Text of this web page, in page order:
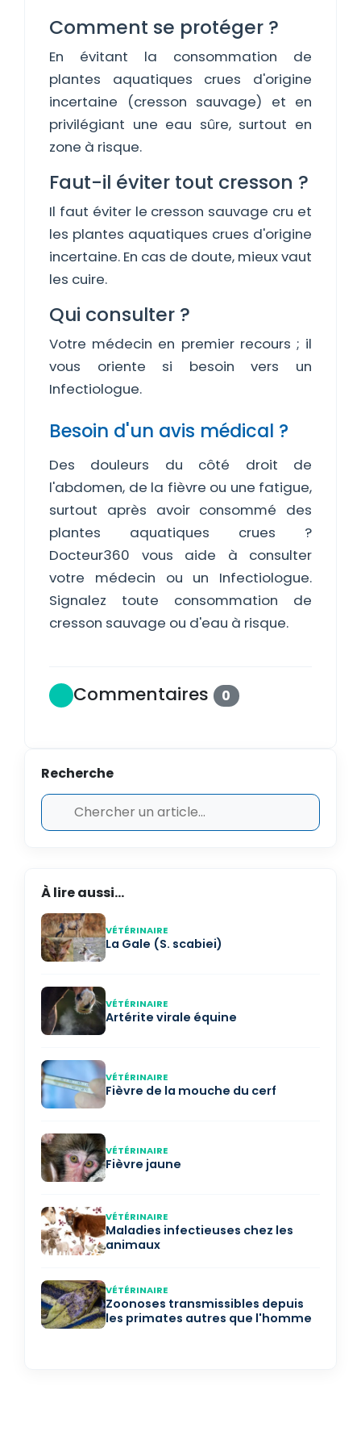
Comment se protéger ?
En évitant la consommation de
plantes aquatiques crues d'origine
incertaine (cresson sauvage) et en
privilégiant une eau sûre, surtout en
zone à risque.
Faut-il éviter tout cresson ?
Il faut éviter le cresson sauvage cru et
les plantes aquatiques crues d'origine
incertaine. En cas de doute, mieux vaut
les cuire.
Qui consulter ?
Votre médecin en premier recours ; il
vous oriente si besoin vers un
Infectiologue.
Besoin d'un avis médical ?
Des douleurs du côté droit de
l'abdomen, de la fièvre ou une fatigue,
surtout après avoir consommé des
plantes aquatiques crues ?
Docteur360 vous aide à consulter
votre médecin ou un Infectiologue.
Signalez toute consommation de
cresson sauvage ou d'eau à risque.
Commentaires 0
Recherche
À lire aussi...
VÉTÉRINAIRE
La Gale (S. scabiei)
VÉTÉRINAIRE
Artérite virale équine
VÉTÉRINAIRE
Fièvre de la mouche du cerf
VÉTÉRINAIRE
Fièvre jaune
VÉTÉRINAIRE
Maladies infectieuses chez les
animaux
VÉTÉRINAIRE
Zoonoses transmissibles depuis
les primates autres que l'homme